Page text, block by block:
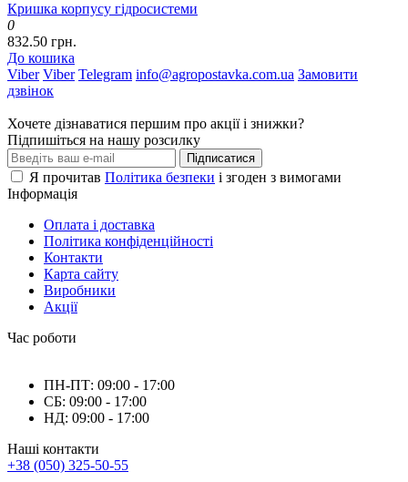
Кришка корпусу гідросистеми
0
832.50 грн.
До кошика
Viber Viber Telegram info@agropostavka.com.ua Замовити
дзвінок
Хочете дізнаватися першим про акції і знижки?
Підпишіться на нашу розсилку
Підписатися
Я прочитав Політика безпеки і згоден з вимогами
Інформація
Оплата і доставка
Політика конфіденційності
Контакти
Карта сайту
Виробники
Акції
Час роботи
ПН-ПТ: 09:00 - 17:00
СБ: 09:00 - 17:00
НД: 09:00 - 17:00
Наші контакти
+38 (050) 325-50-55